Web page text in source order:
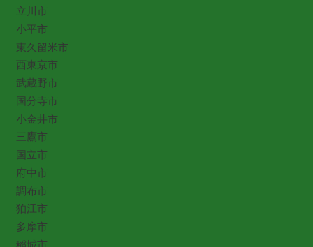
立川市
小平市
東久留米市
西東京市
武蔵野市
国分寺市
小金井市
三鷹市
国立市
府中市
調布市
狛江市
多摩市
稲城市